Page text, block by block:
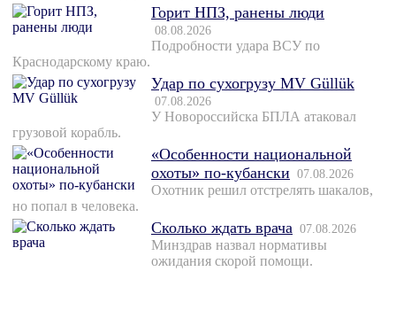
Горит НПЗ, ранены люди
08.08.2026
Подробности удара ВСУ по
Краснодарскому краю.
Удар по сухогрузу MV Güllük
07.08.2026
У Новороссийска БПЛА атаковал
грузовой корабль.
«Особенности национальной
охоты» по-кубански 07.08.2026
Охотник решил отстрелять шакалов,
но попал в человека.
Сколько ждать врача 07.08.2026
Минздрав назвал нормативы
ожидания скорой помощи.